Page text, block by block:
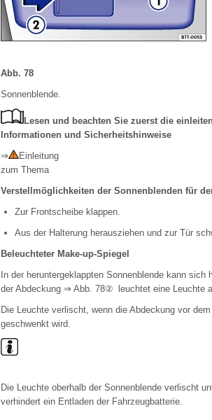
Abb. 78
Sonnenblende.
Lesen und beachten Sie zuerst die
Informationen und Sicherheitshinweise
⇒
Einleitung
zum Thema
Verstellmöglichkeiten der Sonnenblenden für
Zur Frontscheibe klappen.
Aus der Halterung herausziehen und zur Tür
Beleuchteter Make-up-Spiegel
In der heruntergeklappten Sonnenblende kann
der Abdeckung ⇒ Abb. 78② leuchtet eine Leuchte
Die Leuchte verlischt, wenn die Abdeckung vor
geschwenkt wird.
Die Leuchte oberhalb der Sonnenblende verlischt
verhindert ein Entladen der Fahrzeugbatterie.